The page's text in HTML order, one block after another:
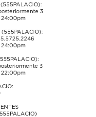
(555PALACIO):
3
24:00pm
(555PALACIO):
24:00pm
3
22:00pm